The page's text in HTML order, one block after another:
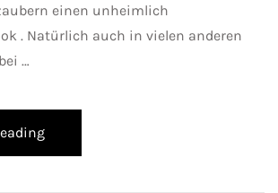
einen unheimlich
. Natürlich auch in vielen anderen
…